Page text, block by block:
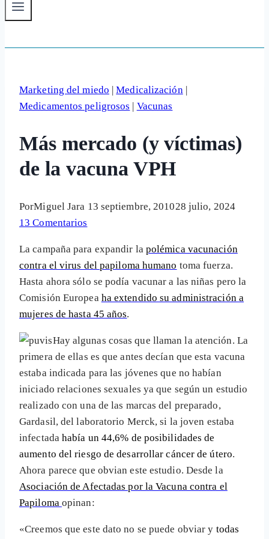
Marketing del miedo |Medicalización|
Medicamentos peligrosos | Vacunas
Más mercado (y víctimas)
de la vacuna VPH
PorMiguel Jara 13 septiembre, 201028 julio, 2024
13 Comentarios
La campaña para expandir la polémica vacunación
contra el virus del papiloma humano toma fuerza.
Hasta ahora sólo se podía vacunar a las niñas pero la
Comisión Europea ha extendido su administración a
mujeres de hasta 45 años.
Hay algunas cosas que llaman la atención. La
primera de ellas es que antes decían que esta vacuna
estaba indicada para las jóvenes que no habían
iniciado relaciones sexuales ya que según un estudio
realizado con una de las marcas del preparado,
Gardasil, del laboratorio Merck, si la joven estaba
infectadahabía un 44,6% de posibilidades de
aumento del riesgo de desarrollar cáncer de útero.
Ahora parece que obvian este estudio. Desde la
Asociación de Afectadas por la Vacuna contra el
Papiloma opinan:
«Creemos que este dato no se puede obviar y todas